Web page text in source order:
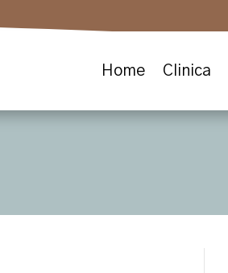
Home Clinica